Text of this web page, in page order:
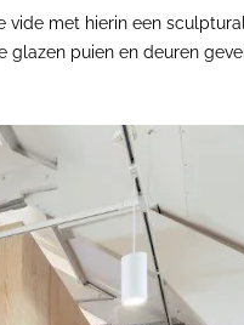
met hierin een
puien en deuren